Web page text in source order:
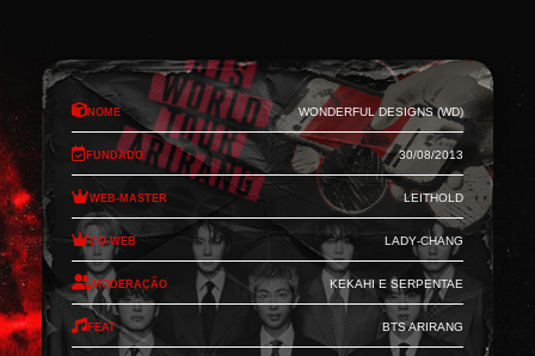
Nome Wonderful Designs (WD)
Fundado 30/08/2013
Web-Master Leithold
Co-Web Lady-Chang
Moderação Kekahi e Serpentae
Feat BTS Arirang